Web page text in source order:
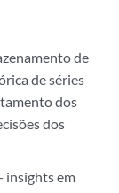
de
de séries
dos
dos
insights em